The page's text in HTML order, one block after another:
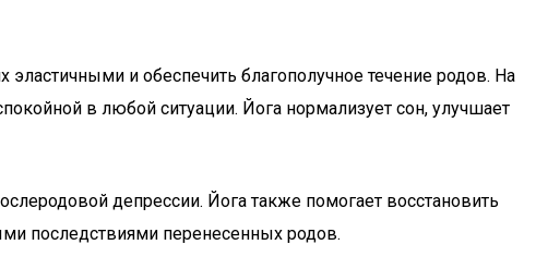
и обеспечить благополучное течение родов. На
в любой ситуации. Йога нормализует сон, улучшает
депрессии. Йога также помогает восстановить
последствиями перенесенных родов.